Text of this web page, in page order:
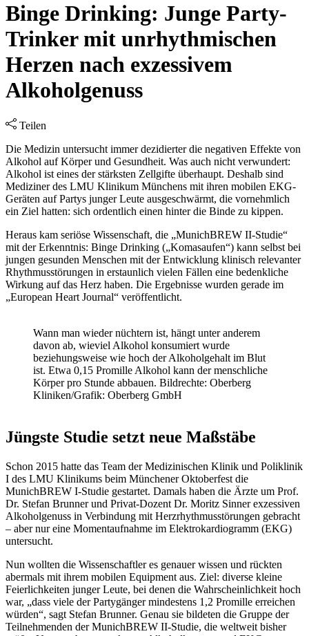
Binge Drinking: Junge Party-
Trinker mit unrhythmischen
Herzen nach exzessivem
Alkoholgenuss
Teilen
Die Medizin untersucht immer dezidierter die negativen Effekte von
Alkohol auf Körper und Gesundheit. Was auch nicht verwundert:
Alkohol ist eines der stärksten Zellgifte überhaupt. Deshalb sind
Mediziner des LMU Klinikum Münchens mit ihren mobilen EKG-
Geräten auf Partys junger Leute ausgeschwärmt, die vornehmlich
ein Ziel hatten: sich ordentlich einen hinter die Binde zu kippen.
Heraus kam seriöse Wissenschaft, die „MunichBREW II-Studie“
mit der Erkenntnis: Binge Drinking („Komasaufen“) kann selbst bei
jungen gesunden Menschen mit der Entwicklung klinisch relevanter
Rhythmusstörungen in erstaunlich vielen Fällen eine bedenkliche
Wirkung auf das Herz haben. Die Ergebnisse wurden gerade im
„European Heart Journal“ veröffentlicht.
Wann man wieder nüchtern ist, hängt unter anderem
davon ab, wieviel Alkohol konsumiert wurde
beziehungsweise wie hoch der Alkoholgehalt im Blut
ist. Etwa 0,15 Promille Alkohol kann der menschliche
Körper pro Stunde abbauen. Bildrechte: Oberberg
Kliniken/Grafik: Oberberg GmbH
Jüngste Studie setzt neue Maßstäbe
Schon 2015 hatte das Team der Medizinischen Klinik und Poliklinik
I des LMU Klinikums beim Münchener Oktoberfest die
MunichBREW I-Studie gestartet. Damals haben die Ärzte um Prof.
Dr. Stefan Brunner und Privat-Dozent Dr. Moritz Sinner exzessiven
Alkoholgenuss in Verbindung mit Herzrhythmusstörungen gebracht
– aber nur eine Momentaufnahme im Elektrokardiogramm (EKG)
untersucht.
Nun wollten die Wissenschaftler es genauer wissen und rückten
abermals mit ihrem mobilen Equipment aus. Ziel: diverse kleine
Feierlichkeiten junger Leute, bei denen die Wahrscheinlichkeit hoch
war, „dass viele der Partygänger mindestens 1,2 Promille erreichen
würden“, sagt Stefan Brunner. Genau sie bildeten die Gruppe der
Teilnehmenden der MunichBREW II-Studie, die weltweit bisher